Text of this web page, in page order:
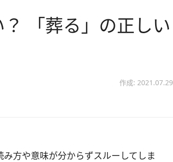
？ 「葬る」の正しい
作成: 2021.07.29
方や意味が分からずスルーしてしま